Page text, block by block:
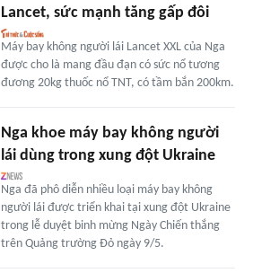
Lancet, sức mạnh tăng gấp đôi
Máy bay không người lái Lancet XXL của Nga
được cho là mang đầu đạn có sức nổ tương
đương 20kg thuốc nổ TNT, có tầm bắn 200km.
Nga khoe máy bay không người
lái dùng trong xung đột Ukraine
Nga đã phô diễn nhiều loại máy bay không
người lái được triển khai tại xung đột Ukraine
trong lễ duyệt binh mừng Ngày Chiến thắng
trên Quảng trường Đỏ ngày 9/5.